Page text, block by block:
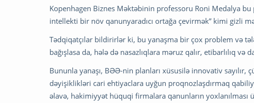
Kopenhagen Biznes Məktəbinin professoru Roni Medalya bu
intellekti bir növ qanunyaradıcı ortağa çevirmək” kimi gizli
Tədqiqatçılar bildirirlər ki, bu yanaşma bir çox problem və
bağışlasa da, hələ də nasazlıqlara məruz qalır, etibarlılıq və
Bununla yanaşı, BƏƏ-nin planları xüsusilə innovativ
dəyişiklikləri cari ehtiyaclara uyğun proqnozlaşdırmaq
əlavə, hakimiyyət hüquqi firmalara qanunların yoxlanılması